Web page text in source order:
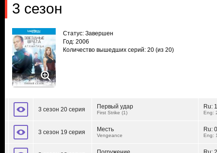
3 сезон
Статус: Завершен
Год: 2006
Количество вышедших серий: 20 (из 20)
3 сезон 20 серия Первый удар
First Strike (1)
Ru:
Eng:
3 сезон 19 серия Месть
Vengeance
Ru:
Eng: